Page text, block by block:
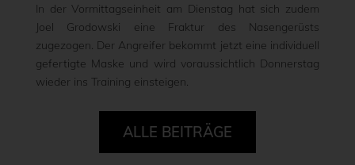
In der Vormittagseinheit am Dienstag hat sich zudem
Joel Grodowski eine Fraktur des Nasengerüsts
zugezogen. Der Angreifer bekommt jetzt eine individuell
gefertigte Maske und wird voraussichtlich Donnerstag
wieder ins Training einsteigen.
ALLE BEITRÄGE